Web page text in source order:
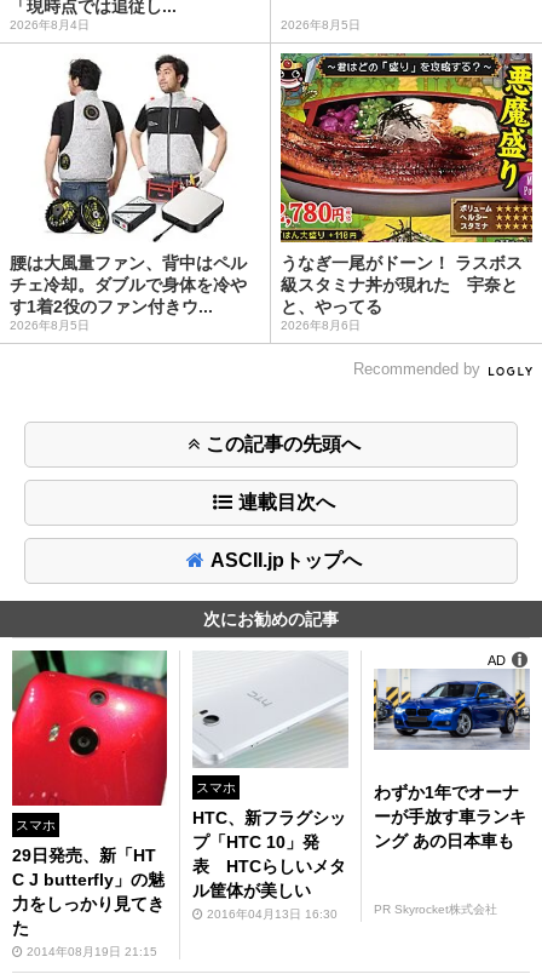
「現時点では追従し...
2026年8月4日 2026年8月5日
腰は大風量ファン、背中はペル
チェ冷却。ダブルで身体を冷や
す1着2役のファン付きウ...
2026年8月5日
うなぎ一尾がドーン！ ラスボス
級スタミナ丼が現れた 宇奈と
と、やってる
2026年8月6日
Recommended by
この記事の先頭へ
連載目次へ
ASCII.jpトップへ
次にお勧めの記事
スマホ
29日発売、新「HT
C J butterfly」の魅
力をしっかり見てき
た
2014年08月19日 21:15
スマホ
HTC、新フラグシッ
プ「HTC 10」発
表 HTCらしいメタ
ル筐体が美しい
2016年04月13日 16:30
わずか1年でオーナ
ーが手放す車ランキ
ング あの日本車も
PR Skyrocket株式会社
AD